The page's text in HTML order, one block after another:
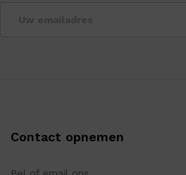
Contact opnemen
Bel of email ons